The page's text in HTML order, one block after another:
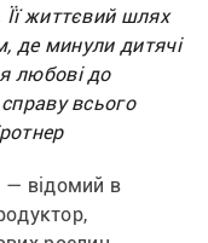
життєвий шлях
де минули дитячі
любові до
всього
— відомий в